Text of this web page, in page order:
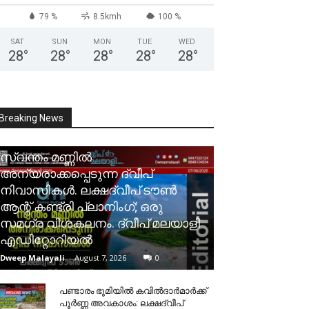
79 % 8.5kmh 100 %
SAT
28°
SUN
28°
MON
28°
TUE
28°
WED
28°
News
സ്വന്തം മണ്ണിൽ
അന്യരാക്കപ്പെടുന്ന ദ്വീപ്
നിവാസികൾ. ലക്ഷദ്വീപ് ടൗൺ
ആന്റ് കണ്ട്രി പ്ലാനിംഗ്; ഒരു
സമഗ്ര വിശകലനം. ദ്വീപ് മലയാളി
എഡിറ്റോറിയൽ
Dweep Malayali - August 7, 2026 0
പണ്ടാരം ഭൂമിയിൽ കവിൽദാർമാർക്ക്
പൂർണ്ണ അവകാശം: ലക്ഷദ്വീപ്